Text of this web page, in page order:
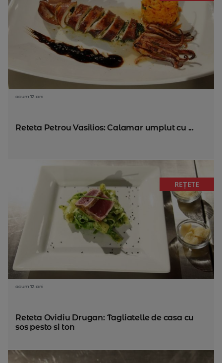
acum 12 ani
Reteta Petrou Vasilios: Calamar umplut cu ...
REȚETE
acum 12 ani
Reteta Ovidiu Drugan: Tagliatelle de casa cu
sos pesto si ton